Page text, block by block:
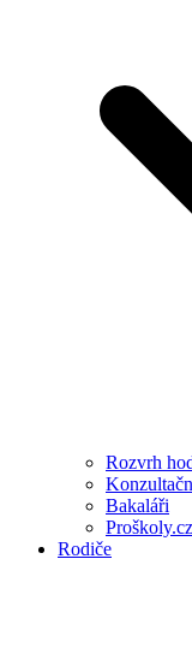
Rozvrh
Bakaláři
Proškoly.cz
Rodiče